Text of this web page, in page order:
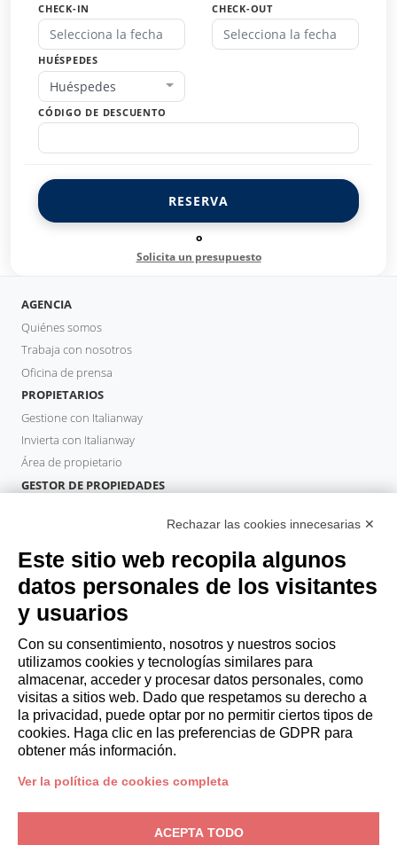
CHECK-IN CHECK-OUT
HUÉSPEDES
Huéspedes
CÓDIGO DE DESCUENTO
RESERVA
o
Solicita un presupuesto
AGENCIA
Quiénes somos
Trabaja con nosotros
Oficina de prensa
PROPIETARIOS
Gestione con Italianway
Invierta con Italianway
Área de propietario
GESTOR DE PROPIEDADES
HUÉSPEDES
Reserve una estancia
Estancias largas
Experiencias para los Huéspedes
Descuentos para husespedes
Convenios para empresas
booking@italianway.house
+390286882952
N.° de IVA: 08839180968 -PMI Innovativa
Rechazar las cookies innecesarias ✕
Este sitio web recopila algunos
datos personales de los visitantes
y usuarios
Con su consentimiento, nosotros y nuestros socios
utilizamos cookies y tecnologías similares para
almacenar, acceder y procesar datos personales, como
visitas a sitios web. Dado que respetamos su derecho a
la privacidad, puede optar por no permitir ciertos tipos de
cookies. Haga clic en las preferencias de GDPR para
obtener más información.
Ver la política de cookies completa
ACEPTA TODO